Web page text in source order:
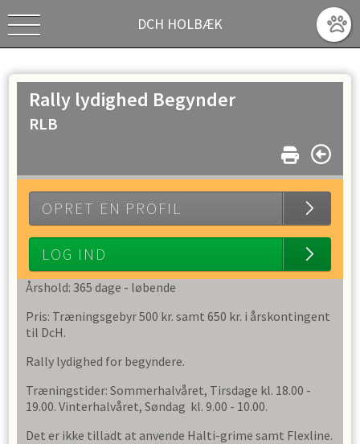
DCH HOLBÆK
Rally lydighed Begynder
RLB
OPRET EN PROFIL
LOG IND
Årshold: 365 dage - løbende
Pris: Træningsgebyr 500 kr. samt 650 kr. i årskontingent
til DcH.
Rally lydighed for begyndere.
Træningstider: Sommerhalvåret, Tirsdage kl. 18.00 -
19.00. Vinterhalvåret, Søndag kl. 9.00 - 10.00.
Det er ikke tilladt at anvende Halti-grime samt Flexline.